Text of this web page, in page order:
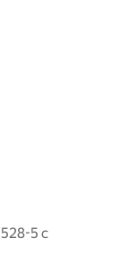
5 с